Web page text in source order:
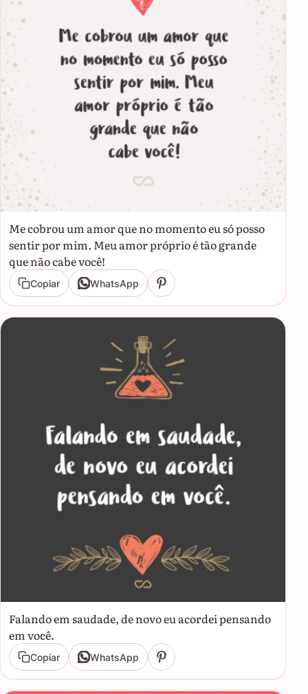
Me cobrou um amor que no momento eu só posso
sentir por mim. Meu amor próprio é tão grande
que não cabe você!
Copiar WhatsApp
Falando em saudade, de novo eu acordei pensando
em você.
Copiar WhatsApp